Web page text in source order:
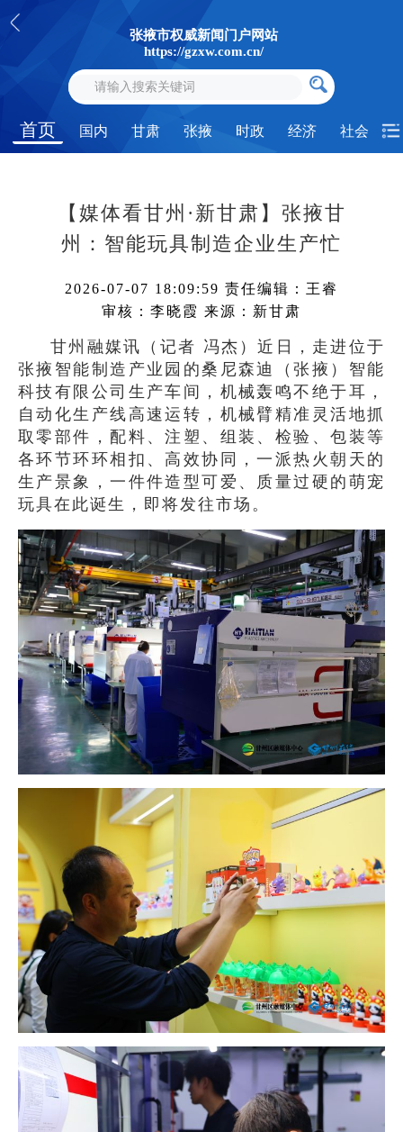
张掖市权威新闻门户网站
https://gzxw.com.cn/
首页 国内 甘肃 张掖 时政 经济 社会
【媒体看甘州·新甘肃】张掖甘
州：智能玩具制造企业生产忙
2026-07-07 18:09:59 责任编辑：王睿
审核：李晓霞 来源：新甘肃
甘州融媒讯（记者 冯杰）近日，走进位于
张掖智能制造产业园的桑尼森迪（张掖）智能
科技有限公司生产车间，机械轰鸣不绝于耳，
自动化生产线高速运转，机械臂精准灵活地抓
取零部件，配料、注塑、组装、检验、包装等
各环节环环相扣、高效协同，一派热火朝天的
生产景象，一件件造型可爱、质量过硬的萌宠
玩具在此诞生，即将发往市场。